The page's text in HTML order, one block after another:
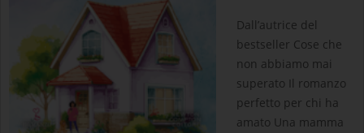
Dall’autrice del
bestseller Cose che
non abbiamo mai
superato Il romanzo
perfetto per chi ha
amato Una mamma